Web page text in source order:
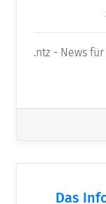
.ntz - News
Das